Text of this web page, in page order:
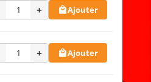
+ Ajouter
+ Ajouter